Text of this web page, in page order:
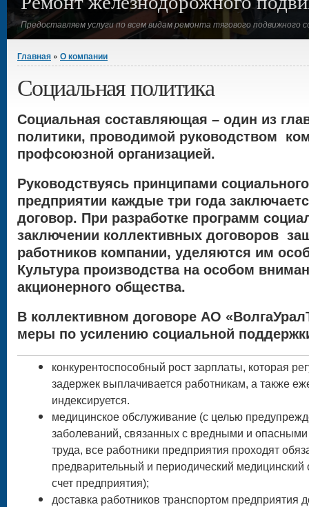
Предоставляем услуги по всем видам ремонта тягового подвижного
Вы здесь
Главная » О компании
Социальная политика
Социальная составляющая – один из
политики, проводимой руководством
профсоюзной организацией.
Руководствуясь принципами
предприятии каждые три года
договор. При разработке программ
заключении коллективных договоров
работников компании, уделяются им
Культура производства на особом
акционерного общества.
В коллективном договоре АО
меры по усилению социальной
конкурентоспособный рост зарплаты, которая
задержек выплачивается работникам, а также
индексируется.
медицинское обслуживание (с целью
заболеваний, связанных с вредными и
труда, все работники предприятия проходят
предварительный и периодический медицинский
счет предприятия);
доставка работников транспортом предприятия